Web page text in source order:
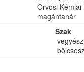
Orvosi Kémiai
magántanár
Szak